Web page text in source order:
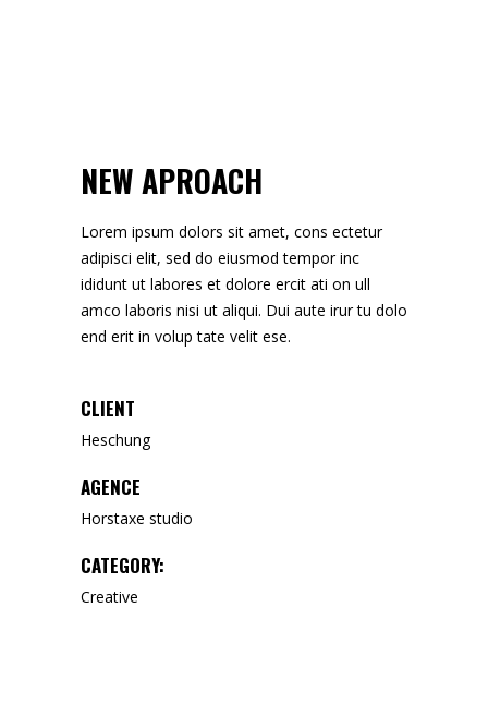
NEW APROACH
Lorem ipsum dolors sit amet, cons ectetur
adipisci elit, sed do eiusmod tempor inc
ididunt ut labores et dolore ercit ati on ull
amco laboris nisi ut aliqui. Dui aute irur tu dolo
end erit in volup tate velit ese.
CLIENT
Heschung
AGENCE
Horstaxe studio
CATEGORY:
Creative